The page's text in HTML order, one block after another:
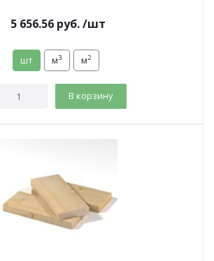
5 656.56руб. /шт
шт м3 м2
В корзину